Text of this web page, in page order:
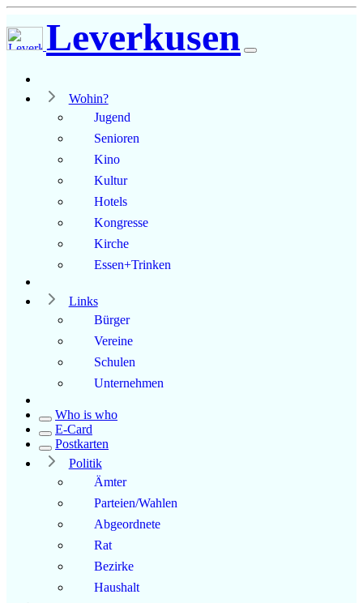
Leverkusen
Wohin?
Jugend
Senioren
Kino
Kultur
Hotels
Kongresse
Kirche
Essen+Trinken
Links
Bürger
Vereine
Schulen
Unternehmen
Who is who
E-Card
Postkarten
Politik
Ämter
Parteien/Wahlen
Abgeordnete
Rat
Bezirke
Haushalt